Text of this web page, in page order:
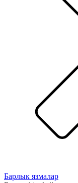
Барлык язмалар